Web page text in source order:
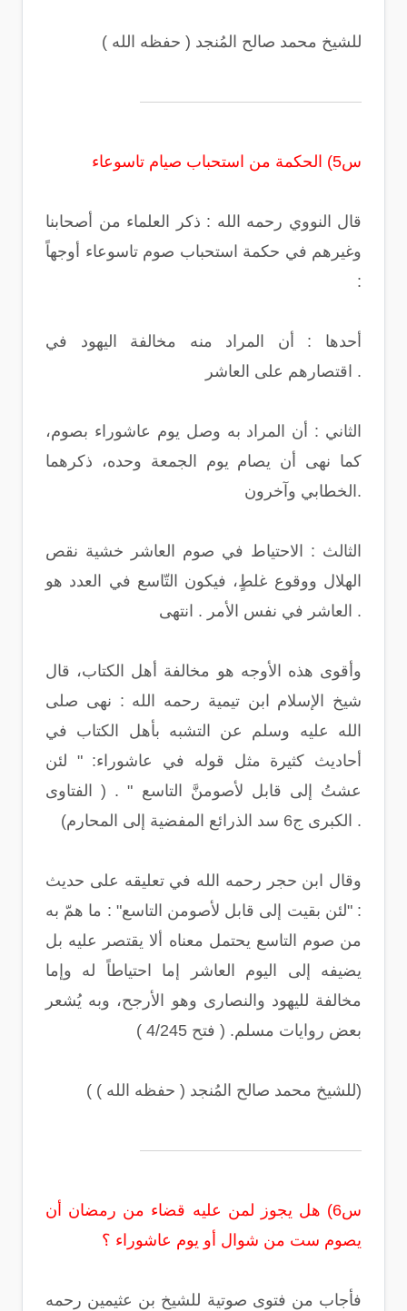
للشيخ محمد صالح المُنجد ( حفظه الله )
س5) الحكمة من استحباب صيام تاسوعاء
قال النووي رحمه الله : ذكر العلماء من أصحابنا
وغيرهم في حكمة استحباب صوم تاسوعاء أوجهاً
:
أحدها : أن المراد منه مخالفة اليهود في
اقتصارهم على العاشر .
الثاني : أن المراد به وصل يوم عاشوراء بصوم،
كما نهى أن يصام يوم الجمعة وحده، ذكرهما
الخطابي وآخرون.
الثالث : الاحتياط في صوم العاشر خشية نقص
الهلال ووقوع غلطٍ، فيكون التّاسع في العدد هو
العاشر في نفس الأمر . انتهى .
وأقوى هذه الأوجه هو مخالفة أهل الكتاب، قال
شيخ الإسلام ابن تيمية رحمه الله : نهى صلى
الله عليه وسلم عن التشبه بأهل الكتاب في
أحاديث كثيرة مثل قوله في عاشوراء: " لئن
عشتُ إلى قابل لأصومنَّ التاسع " . ( الفتاوى
الكبرى ج6 سد الذرائع المفضية إلى المحارم) .
وقال ابن حجر رحمه الله في تعليقه على حديث
: "لئن بقيت إلى قابل لأصومن التاسع" : ما همّ به
من صوم التاسع يحتمل معناه ألا يقتصر عليه بل
يضيفه إلى اليوم العاشر إما احتياطاً له وإما
مخالفة لليهود والنصارى وهو الأرجح، وبه يُشعر
بعض روايات مسلم. ( فتح 4/245 )
( للشيخ محمد صالح المُنجد ( حفظه الله ))
س6) هل يجوز لمن عليه قضاء من رمضان أن
يصوم ست من شوال أو يوم عاشوراء ؟
فأجاب من فتوى صوتية للشيخ بن عثيمين رحمه